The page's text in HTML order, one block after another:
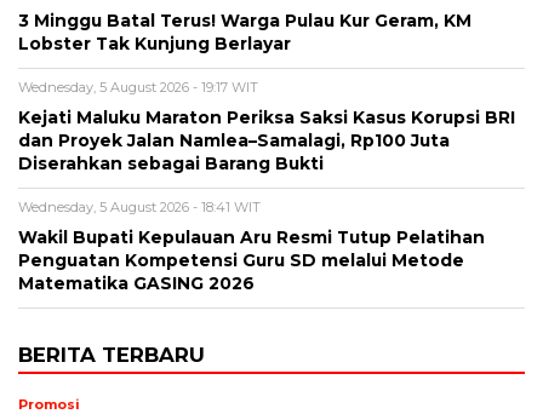
3 Minggu Batal Terus! Warga Pulau Kur Geram, KM
Lobster Tak Kunjung Berlayar
Wednesday, 5 August 2026 - 19:17 WIT
Kejati Maluku Maraton Periksa Saksi Kasus Korupsi BRI
dan Proyek Jalan Namlea–Samalagi, Rp100 Juta
Diserahkan sebagai Barang Bukti
Wednesday, 5 August 2026 - 18:41 WIT
Wakil Bupati Kepulauan Aru Resmi Tutup Pelatihan
Penguatan Kompetensi Guru SD melalui Metode
Matematika GASING 2026
BERITA TERBARU
Promosi